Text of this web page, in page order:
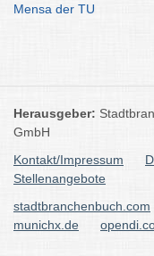
Mensa der TU
Herausgeber:
GmbH
Kontakt/Impressum
Stellenangebote
stadtbranchenbuch.com
munichx.de